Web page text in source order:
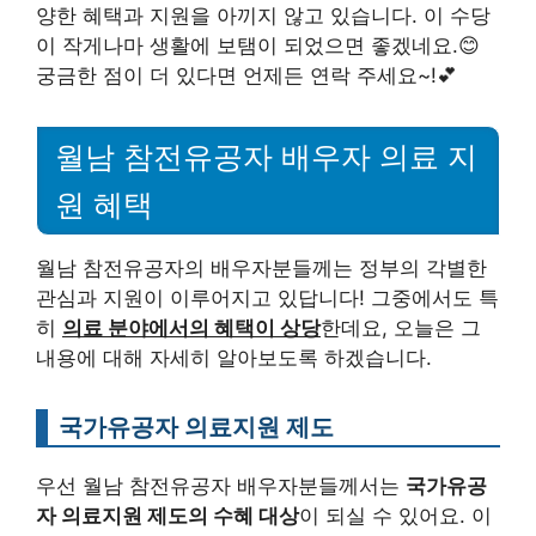
양한 혜택과 지원을 아끼지 않고 있습니다. 이 수당
이 작게나마 생활에 보탬이 되었으면 좋겠네요.😊
궁금한 점이 더 있다면 언제든 연락 주세요~!💕
월남 참전유공자 배우자 의료 지
원 혜택
월남 참전유공자의 배우자분들께는 정부의 각별한
관심과 지원이 이루어지고 있답니다! 그중에서도 특
히 의료 분야에서의 혜택이 상당한데요, 오늘은 그
내용에 대해 자세히 알아보도록 하겠습니다.
국가유공자 의료지원 제도
우선 월남 참전유공자 배우자분들께서는 국가유공
자 의료지원 제도의 수혜 대상이 되실 수 있어요. 이